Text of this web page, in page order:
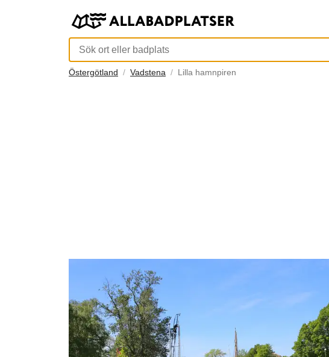
Östergötland Vadstena Lilla hamnpiren